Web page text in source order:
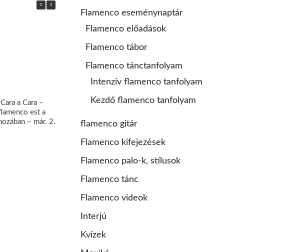
Cara a Cara –
est a
– már. 2.
Caracol Szimpla –
Flamenco y poesía –
Flamenco eseménynaptár
Flamenco előadások
Flamenco tábor
Flamenco tánctanfolyam
Intenzív flamenco tanfolyam
Kezdő flamenco tanfolyam
flamenco gitár
Flamenco kifejezések
Flamenco palo-k, stílusok
Flamenco tánc
Flamenco videok
Interjú
Kvízek